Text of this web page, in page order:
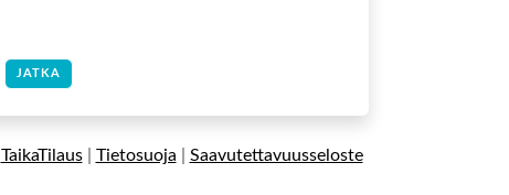
JATKA
TaikaTilaus| Tietosuoja Saavutettavuusseloste